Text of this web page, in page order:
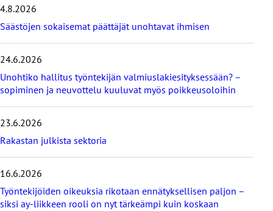
a
v
i
i
m
e
i
m
t
b
l
4.8.2026
Säästöjen sokaisemat päättäjät unohtavat ihmisen
24.6.2026
Unohtiko hallitus työntekijän valmiuslakiesityksessään? –
sopiminen ja neuvottelu kuuluvat myös poikkeusoloihin
23.6.2026
Rakastan julkista sektoria
16.6.2026
Työntekijöiden oikeuksia rikotaan ennätyksellisen paljon –
siksi ay-liikkeen rooli on nyt tärkeämpi kuin koskaan